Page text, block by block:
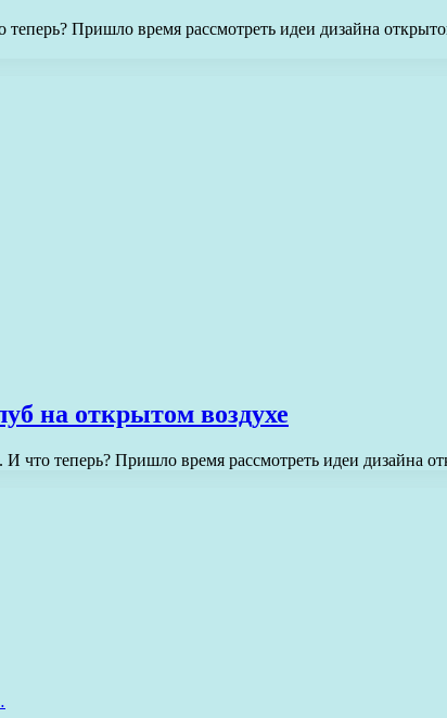
Пришло время рассмотреть идеи дизайна
на открытом воздухе
что теперь? Пришло время рассмотреть идеи дизайна